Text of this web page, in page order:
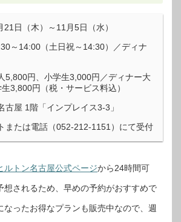
日（木）～11月5日（水）
～14:00（土日祝～14:30）／ディナ
5,800円、小学生3,000円／ディナー大
3,800円（税・サービス料込）
古屋 1階「インプレイス3‐3」
または電話（052‐212‐1151）にて受付
ルトン名古屋公式ページから24時間可
想されるため、早めの予約がおすすめで
なったお得なプランも販売中なので、週